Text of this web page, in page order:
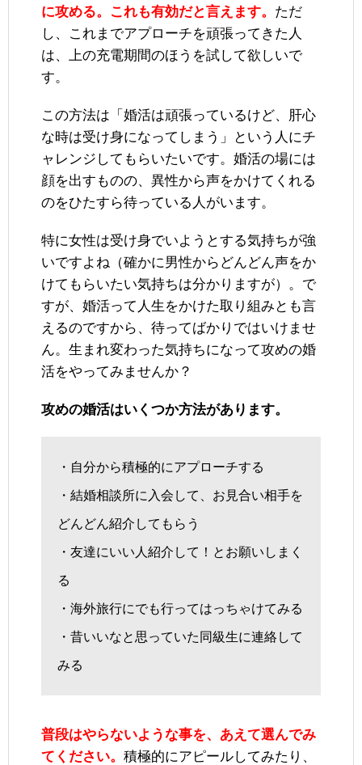
に攻める。これも有効だと言えます。 ただ
し、これまでアプローチを頑張ってきた人
は、上の充電期間のほうを試して欲しいで
す。
この方法は「婚活は頑張っているけど、肝心
な時は受け身になってしまう」という人にチ
ャレンジしてもらいたいです。婚活の場には
顔を出すものの、異性から声をかけてくれる
のをひたすら待っている人がいます。
特に女性は受け身でいようとする気持ちが強
いですよね（確かに男性からどんどん声をか
けてもらいたい気持ちは分かりますが）。で
すが、婚活って人生をかけた取り組みとも言
えるのですから、待ってばかりではいけませ
ん。生まれ変わった気持ちになって攻めの婚
活をやってみませんか？
攻めの婚活はいくつか方法があります。
・自分から積極的にアプローチする
・結婚相談所に入会して、お見合い相手を
どんどん紹介してもらう
・友達にいい人紹介して！とお願いしまく
る
・海外旅行にでも行ってはっちゃけてみる
・昔いいなと思っていた同級生に連絡して
みる
普段はやらないような事を、あえて選んでみ
てください。 積極的にアピールしてみたり、